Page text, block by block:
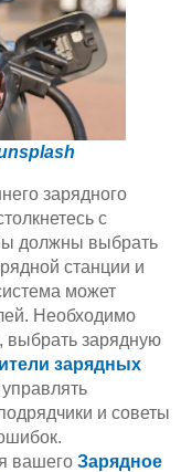
зарядного
с
должны выбрать
станции и
может
Необходимо
выбрать зарядную
зарядных
управлять
и советы
вашего Зарядное